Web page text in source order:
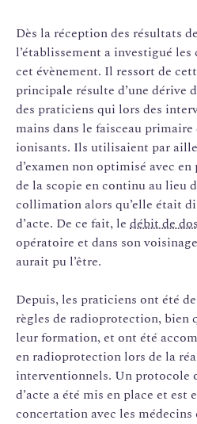
Dès la réception des résultats de
l’établissement a investigué les
cet évènement. Il ressort de
principale résulte d’une dérive
des praticiens qui lors des
mains dans le faisceau
ionisants. Ils utilisaient par
d’examen non optimisé avec
de la scopie en continu au lieu
collimation alors qu’elle était
d’acte. De ce fait, le débit de
opératoire et dans son
aurait pu l’être.
Depuis, les praticiens ont été
règles de radioprotection, bien
leur formation, et ont été
en radioprotection lors de la
interventionnels. Un protocole
d’acte a été mis en place et est
concertation avec les